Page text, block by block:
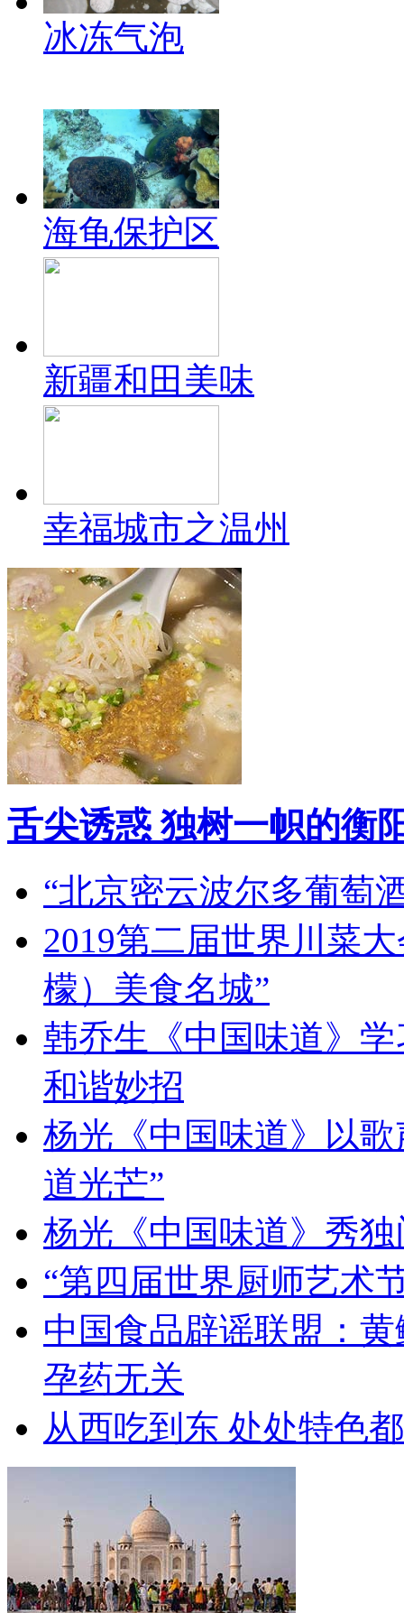
冰冻气泡
海龟保护区
新疆和田美味
幸福城市之温州
舌尖诱惑 独树一帜的衡
“北京密云波尔多葡萄
2019第二届世界川菜
檬）美食名城”
韩乔生《中国味道》
和谐妙招
杨光《中国味道》以
道光芒”
杨光《中国味道》秀
“第四届世界厨师艺术
中国食品辟谣联盟：
孕药无关
从西吃到东 处处特色